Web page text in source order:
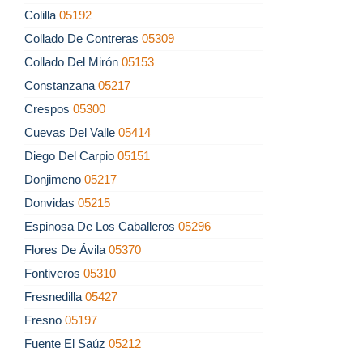
Colilla 05192
Collado De Contreras 05309
Collado Del Mirón 05153
Constanzana 05217
Crespos 05300
Cuevas Del Valle 05414
Diego Del Carpio 05151
Donjimeno 05217
Donvidas 05215
Espinosa De Los Caballeros 05296
Flores De Ávila 05370
Fontiveros 05310
Fresnedilla 05427
Fresno 05197
Fuente El Saúz 05212